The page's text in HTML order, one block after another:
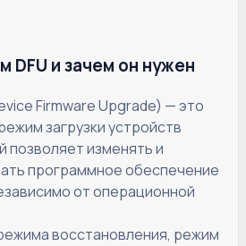
DFU и зачем он нужен
Firmware Upgrade) — это
загрузки устройств
позволяет изменять и
программное обеспечение
от операционной
восстановления, режим